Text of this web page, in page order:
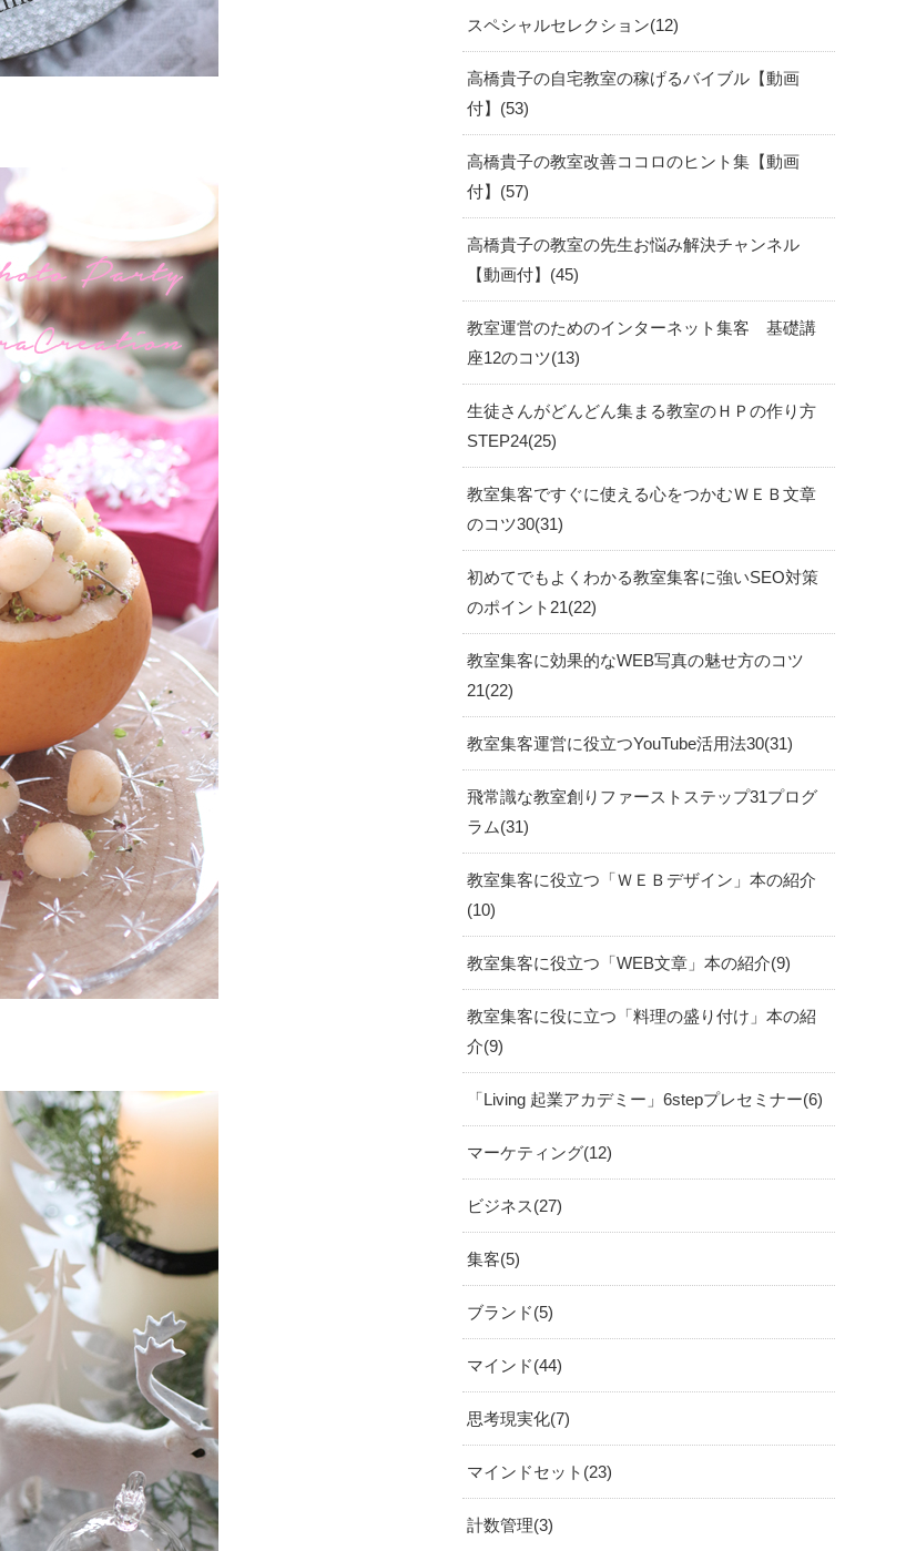
スペシャルセレクション 12
高橋貴子の自宅教室の稼げるバイブル【動画
付】
53
高橋貴子の教室改善ココロのヒント集【動画
付】
57
高橋貴子の教室の先生お悩み解決チャンネル
【動画付】
45
教室運営のためのインターネット集客 基礎講
座12のコツ 13
生徒さんがどんどん集まる教室のＨＰの作り方
STEP24 25
教室集客ですぐに使える心をつかむＷＥＢ文章
のコツ30 31
初めてでもよくわかる教室集客に強いSEO対策
のポイント21 22
教室集客に効果的なWEB写真の魅せ方のコツ
21 22
教室集客運営に役立つYouTube活用法30 31
飛常識な教室創りファーストステップ31プログ
ラム 31
教室集客に役立つ「ＷＥＢデザイン」本の紹介
10
教室集客に役立つ「WEB文章」本の紹介 9
教室集客に役に立つ「料理の盛り付け」本の紹
介 9
「Living 起業アカデミー」6stepプレセミナー 6
マーケティング 12
ビジネス 27
集客 5
ブランド 5
マインド 44
思考現実化 7
マインドセット 23
計数管理 3